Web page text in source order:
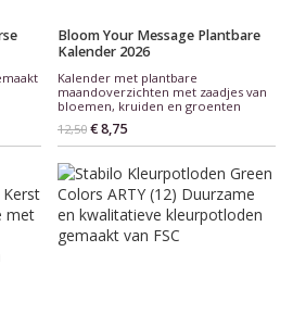
Bloom Your Message Plantbare
Kalender 2026
Kalender met plantbare
maandoverzichten met zaadjes van
bloemen, kruiden en groenten
12,50 € 8,75